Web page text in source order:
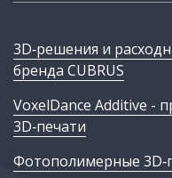
3D‑решения и
бренда CUBRUS
VoxelDance Additive -
3D‑печати
Фотополимерные